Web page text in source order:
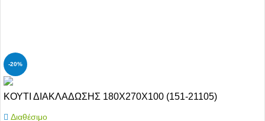
-20%
ΚΟΥΤΙ ΔΙΑΚΛΑΔΩΣΗΣ 180Χ270Χ100 (151-21105)
Διαθέσιμο